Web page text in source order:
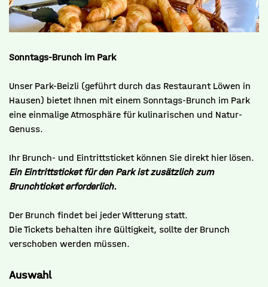
Sonntags-Brunch im Park
Unser Park-Beizli (geführt durch das Restaurant Löwen in
Hausen) bietet Ihnen mit einem Sonntags-Brunch im Park
eine einmalige Atmosphäre für kulinarischen und Natur-
Genuss.
Ihr Brunch- und Eintrittsticket können Sie direkt hier lösen.
Ein Eintrittsticket für den Park ist zusätzlich zum
Brunchticket erforderlich.
Der Brunch findet bei jeder Witterung statt.
Die Tickets behalten ihre Gültigkeit, sollte der Brunch
verschoben werden müssen.
Auswahl